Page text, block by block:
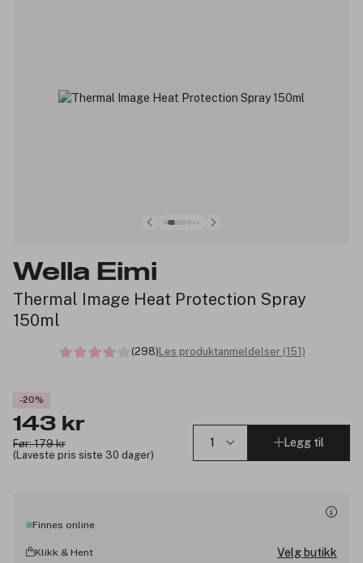
Wella Eimi
Thermal Image Heat Protection Spray
150ml
(298) Les produktanmeldelser (151)
-20%
143 kr
Før: 179 kr
(Laveste pris siste 30 dager)
Legg til
Finnes online
Klikk & Hent Velg butikk